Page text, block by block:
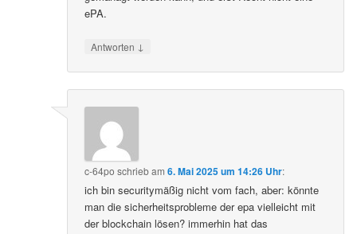
ePA.
Antworten ↓
c-64po schriebam6. Mai 2025 um 14:26 Uhr:
ich bin securitymäßig nicht vom fach, aber: könnte
man die sicherheitsprobleme der epa vielleicht mit
der blockchain lösen? immerhin hat das